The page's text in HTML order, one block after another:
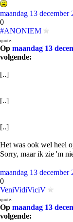
maandag 13 december
0
#ANONIEM
quote:
Op maandag 13
volgende:
[..]
[..]
[..]
Het was ook wel heel
Sorry, maar ik zie 'm
maandag 13 december
0
VeniVidiViciV
quote:
Op maandag 13
volgende: